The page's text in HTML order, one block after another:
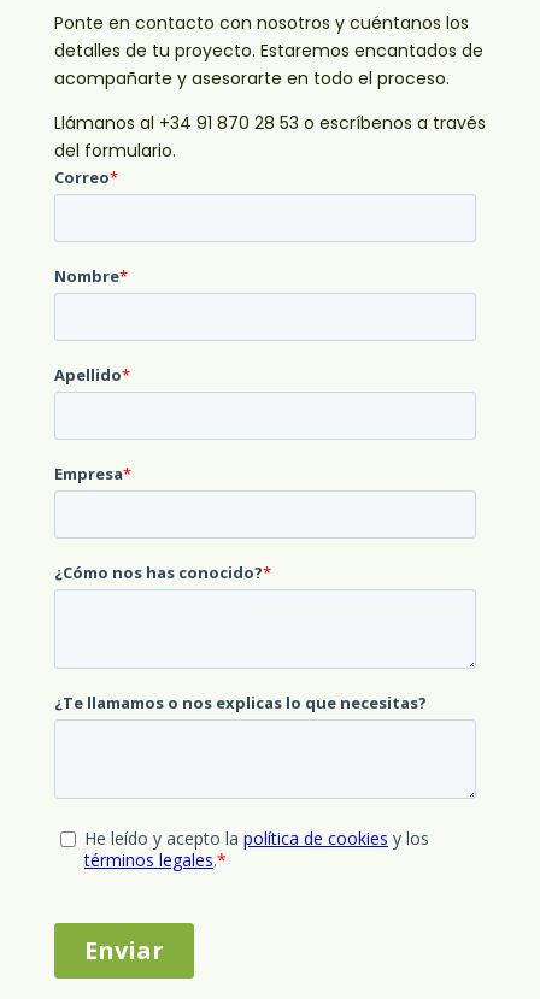
Ponte en contacto con nosotros y cuéntanos los
detalles de tu proyecto. Estaremos encantados de
acompañarte y asesorarte en todo el proceso.
Llámanos al +34 91 870 28 53 o escríbenos a través
del formulario.